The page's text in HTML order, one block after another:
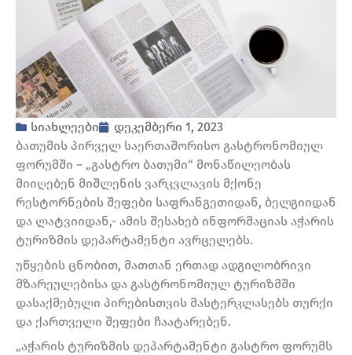
სიახლეები
დეკემბერი 1, 2023
ბათუმის პირველ საერთაშორისო გასტრონომიულ
ფორუმში – „გასტრო ბათუმი“ მონაწილეობას
მიიღებენ მიშლენის ვარკვლავის მქონე
რესტორნების შეფები საფრანგეთიდან, ბელგიიდან
და ლატვიიდან,- ამის შესახებ ინფორმაციას აჭარის
ტურიზმის დეპარტამენტი ავრცელებს.
უწყების ცნობით, მათთან ერთად ადგილობრივი
მზარეულებისა და გასტრონომიულ ტურიზმში
დასაქმებული პირებისთვის მასტერკლასებს თურქი
და ქართველი შეფები ჩაატარებენ.
„აჭარის ტურიზმის დეპარტამენტი გასტრო ფორუმს